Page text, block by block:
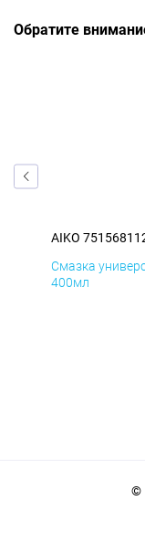
Обратите
AIKO
Смазка
400мл
©